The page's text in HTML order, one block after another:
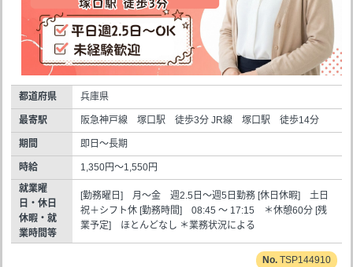
都道府県 兵庫県
最寄駅 阪急神戸線 塚口駅 徒歩3分 JR線 塚口駅 徒歩14分
期間 即日～長期
時給
1,350円～1,550円
就業曜
日・休日
休暇・就
業時間等
[勤務曜日] 月～金 週2.5日～週5日勤務 [休日休暇] 土日
祝＋シフト休 [勤務時間] 08:45 ～ 17:15 ＊休憩60分 [残
業予定] ほとんどなし ＊業務状況による
TSP144910